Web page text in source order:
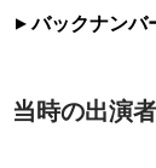
バックナンバ
当時の出演